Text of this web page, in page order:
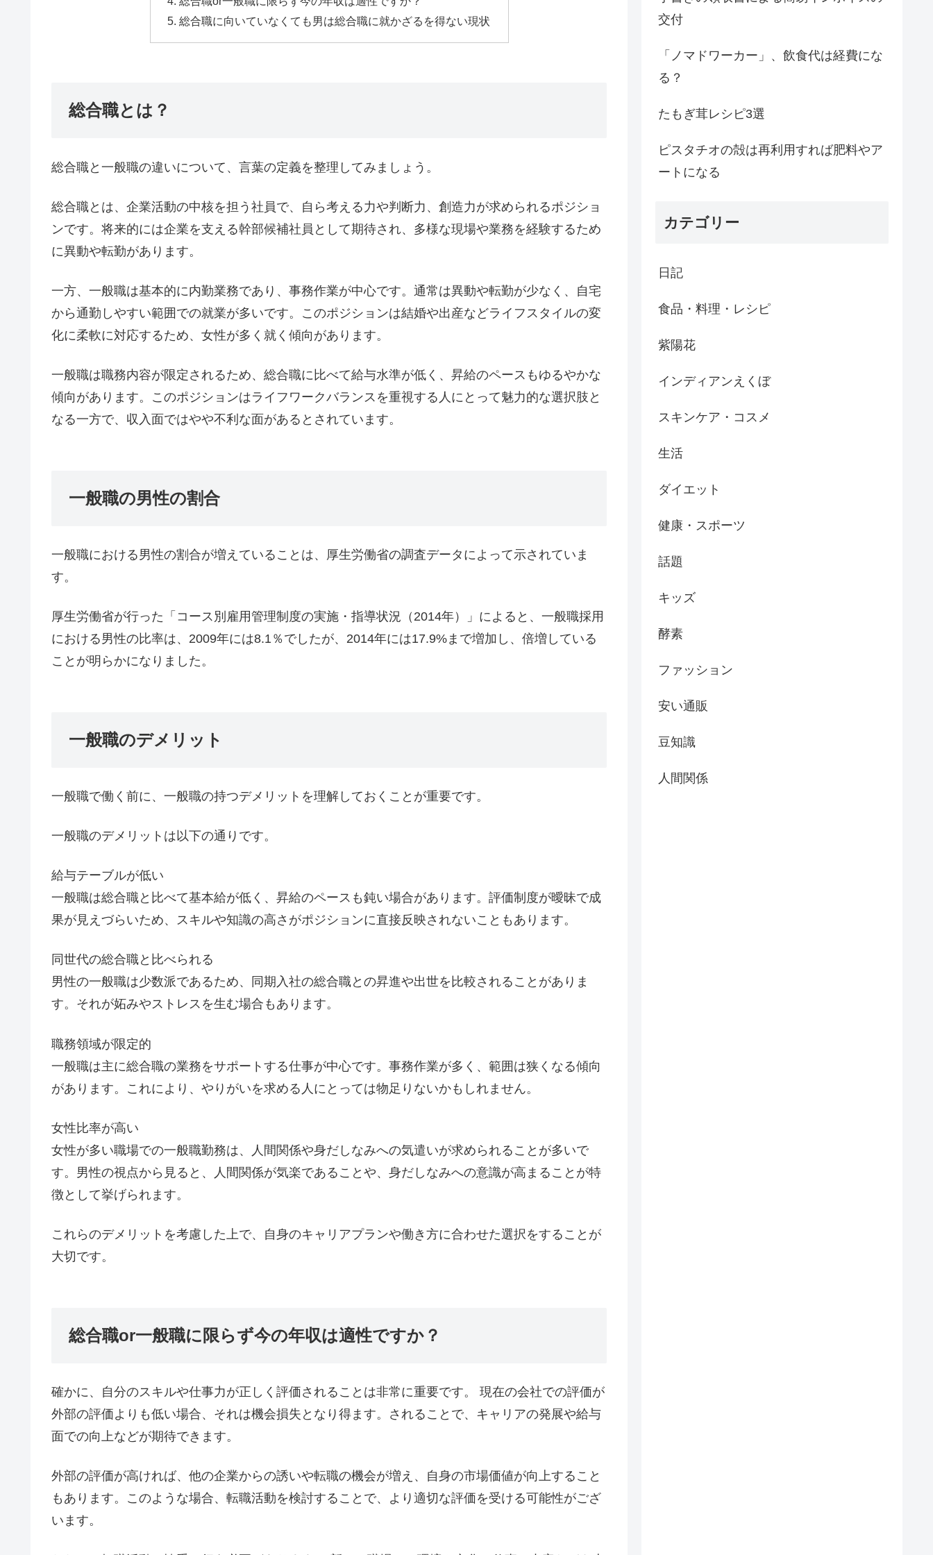
総合職に向いていなくても男は総合職に就かざるを得ない現状
総合職とは？
総合職と一般職の違いについて、言葉の定義を整理してみましょう。
総合職とは、企業活動の中核を担う社員で、自ら考える力や判断力、創造力が求められるポジショ
ンです。将来的には企業を支える幹部候補社員として期待され、多様な現場や業務を経験するため
に異動や転勤があります。
一方、一般職は基本的に内勤業務であり、事務作業が中心です。通常は異動や転勤が少なく、自宅
から通勤しやすい範囲での就業が多いです。このポジションは結婚や出産などライフスタイルの変
化に柔軟に対応するため、女性が多く就く傾向があります。
一般職は職務内容が限定されるため、総合職に比べて給与水準が低く、昇給のペースもゆるやかな
傾向があります。このポジションはライフワークバランスを重視する人にとって魅力的な選択肢と
なる一方で、収入面ではやや不利な面があるとされています。
一般職の男性の割合
一般職における男性の割合が増えていることは、厚生労働省の調査データによって示されていま
す。
厚生労働省が行った「コース別雇用管理制度の実施・指導状況（2014年）」によると、一般職採用
における男性の比率は、2009年には8.1％でしたが、2014年には17.9%まで増加し、倍増している
ことが明らかになりました。
一般職のデメリット
一般職で働く前に、一般職の持つデメリットを理解しておくことが重要です。
一般職のデメリットは以下の通りです。
給与テーブルが低い
一般職は総合職と比べて基本給が低く、昇給のペースも鈍い場合があります。評価制度が曖昧で成
果が見えづらいため、スキルや知識の高さがポジションに直接反映されないこともあります。
同世代の総合職と比べられる
男性の一般職は少数派であるため、同期入社の総合職との昇進や出世を比較されることがありま
す。それが妬みやストレスを生む場合もあります。
職務領域が限定的
一般職は主に総合職の業務をサポートする仕事が中心です。事務作業が多く、範囲は狭くなる傾向
があります。これにより、やりがいを求める人にとっては物足りないかもしれません。
女性比率が高い
女性が多い職場での一般職勤務は、人間関係や身だしなみへの気遣いが求められることが多いで
す。男性の視点から見ると、人間関係が気楽であることや、身だしなみへの意識が高まることが特
徴として挙げられます。
これらのデメリットを考慮した上で、自身のキャリアプランや働き方に合わせた選択をすることが
大切です。
総合職or一般職に限らず今の年収は適性ですか？
確かに、自分のスキルや仕事力が正しく評価されることは非常に重要です。 現在の会社での評価が
外部の評価よりも低い場合、それは機会損失となり得ます。されることで、キャリアの発展や給与
面での向上などが期待できます。
外部の評価が高ければ、他の企業からの誘いや転職の機会が増え、自身の市場価値が向上すること
もあります。このような場合、転職活動を検討することで、より適切な評価を受ける可能性がござ
います。
交付
「ノマドワーカー」、飲食代は経費にな
る？
たもぎ茸レシピ3選
ピスタチオの殻は再利用すれば肥料やア
ートになる
カテゴリー
日記
食品・料理・レシピ
紫陽花
インディアンえくぼ
スキンケア・コスメ
生活
ダイエット
健康・スポーツ
話題
キッズ
酵素
ファッション
安い通販
豆知識
人間関係